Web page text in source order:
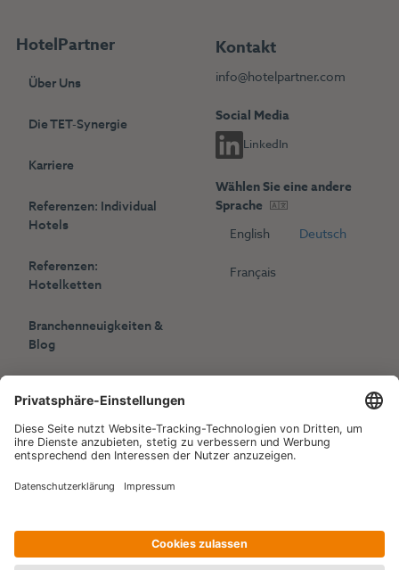
HotelPartner
Über Uns
Die TET-Synergie
Karriere
Referenzen: Individual
Hotels
Referenzen:
Hotelketten
Branchenneuigkeiten &
Blog
Veranstaltungen
Kontakt
info@hotelpartner.com
Social Media
LinkedIn
Wählen Sie eine andere
Sprache
English
Deutsch
Français
Copyright © 2006-2026 Hotelpartner Management AG |